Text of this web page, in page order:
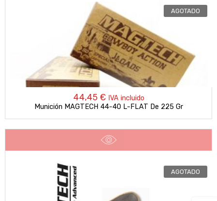
AGOTADO
44,45 € IVA incluido
Munición MAGTECH 44-40 L-FLAT De 225 Gr
AGOTADO